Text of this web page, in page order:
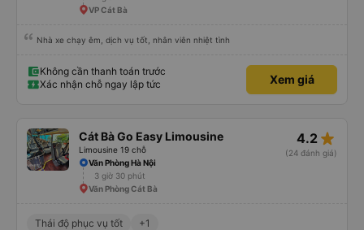
VP Cát Bà
Nhà xe chạy êm, dịch vụ tốt, nhân viên nhiệt tình
Không cần thanh toán trước
Xác nhận chỗ ngay lập tức
Xem giá
Cát Bà Go Easy Limousine
Limousine 19 chỗ
4.2 star_rate
(24 đánh giá)
Văn Phòng Hà Nội
3 giờ 30 phút
Văn Phòng Cát Bà
Thái độ phục vụ tốt +1